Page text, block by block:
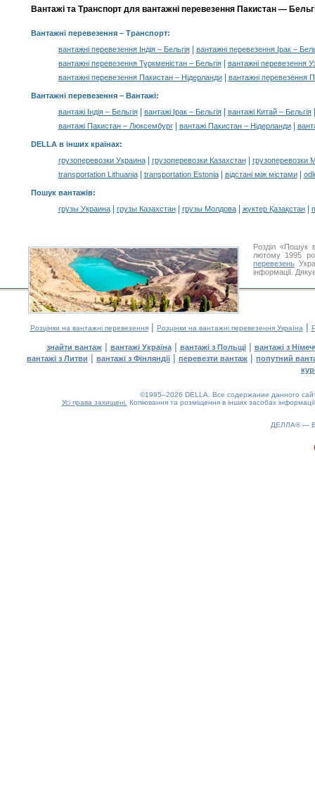
Вантажі та Транспорт для вантажні перевезення Пакистан —
Вантажні перевезення– Транспорт:
вантажні перевезення Індія – Бельгія|
вантажні перевезення Ірак –
вантажні перевезення Туркменістан – Бельгія|
вантажні перевезення
вантажні перевезення Пакистан – Нідерланди| вантажні перевезення
Вантажні перевезення – Вантажі:
вантажі Індія – Бельгія| вантажі Ірак – Бельгія| вантажі Китай – Бельгія
вантажі Пакистан – Люксембург| вантажі Пакистан – Нідерланди|
DELLA в інших країнах:
грузоперевозки Украина| грузоперевозки Казахстан|
грузоперевозки
transportation Lithuania| transportation Estonia| відстані між містами|
Пошук вантажів:
грузы Украина| грузы Казахстан| грузы Молдова| жүктер Қазақстан|
Розділ «Пошук
лютому 1995
перевезень
інформації.
Розцінки на вантажні перевезення| Розцінки на вантажні перевезення Україна |
знайти вантаж| вантажі Україна| вантажі з Польщі| вантажі з
вантажі з Литви | вантажі з Фінляндії| перевезти вантаж | попутний
©1995–2026 DELLA. Все содержание данного
Усі права захищені. Копіювання та розміщення в інших засобах
ДЕЛЛА® —